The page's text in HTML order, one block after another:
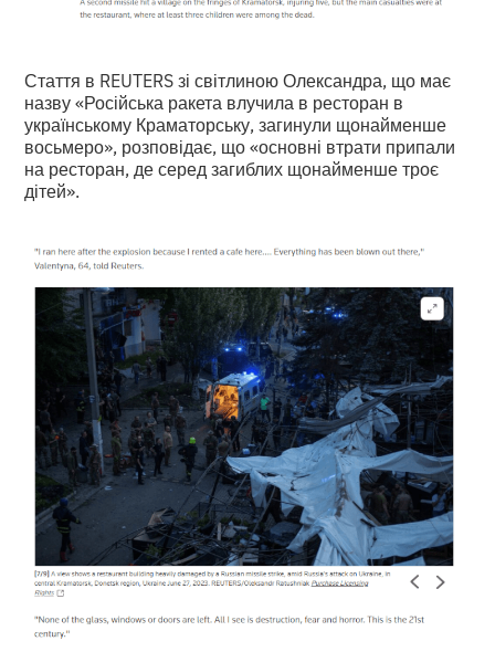
Стаття в REUTERS зі світлиною Олександра, що має
назву «Російська ракета влучила в ресторан в
українському Краматорську, загинули щонайменше
восьмеро», розповідає, що «основні втрати припали
на ресторан, де серед загиблих щонайменше троє
дітей».